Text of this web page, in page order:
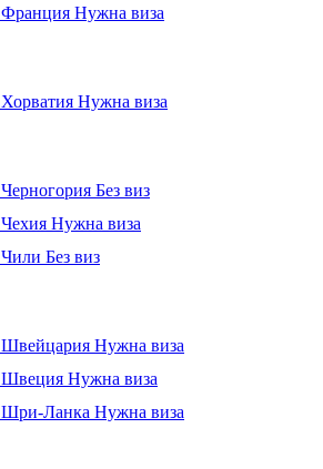
Франция Нужна виза
Хорватия Нужна виза
Черногория Без виз
Чехия Нужна виза
Чили Без виз
Швейцария Нужна виза
Швеция Нужна виза
Шри-Ланка Нужна виза